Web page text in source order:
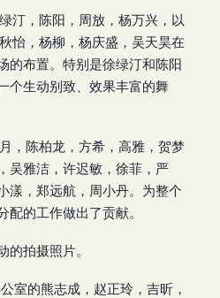
汀，陈阳，周放，杨万兴，以
怡，杨柳，杨庆盛，吴天昊在
的布置。特别是徐绿汀和陈阳
个生动别致、效果丰富的舞
，陈柏龙，方希，高雅，贺梦
吴雅洁，许迟敏，徐菲，严
漾，郑远航，周小丹。为整个
的工作做出了贡献。
拍摄照片。
室的熊志成，赵正玲，吉昕，